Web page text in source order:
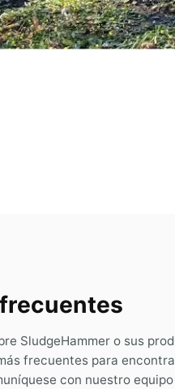
SludgeHammer o sus
frecuentes para
con nuestro